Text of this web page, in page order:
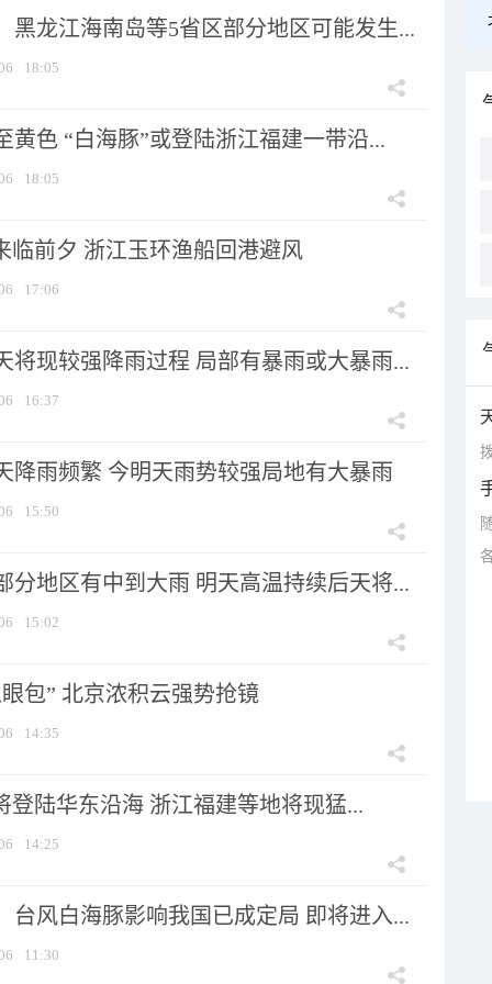
黑龙江海南岛等5省区部分地区可能发生...
18:05
黄色 “白海豚”或登陆浙江福建一带沿...
18:05
临前夕 浙江玉环渔船回港避风
17:06
将现较强降雨过程 局部有暴雨或大暴雨...
16:37
降雨频繁 今明天雨势较强局地有大暴雨
15:50
分地区有中到大雨 明天高温持续后天将...
15:02
包” 北京浓积云强势抢镜
14:35
登陆华东沿海 浙江福建等地将现猛...
14:25
台风白海豚影响我国已成定局 即将进入...
11:30